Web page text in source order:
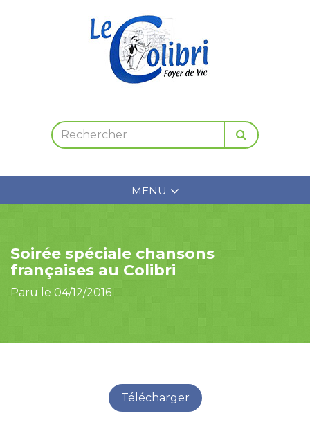
MENU
Soirée spéciale chansons
françaises au Colibri
Paru le 04/12/2016
Télécharger